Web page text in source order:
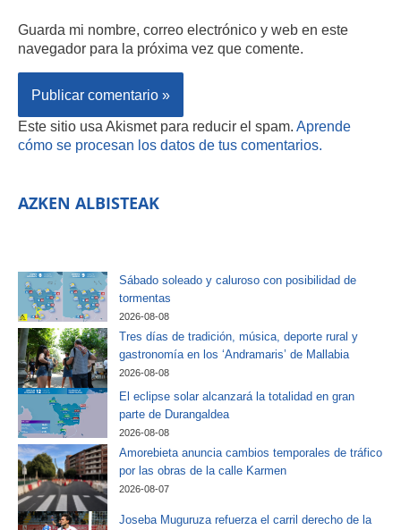
Guarda mi nombre, correo electrónico y web en este
navegador para la próxima vez que comente.
Este sitio usa Akismet para reducir el spam. Aprende
cómo se procesan los datos de tus comentarios.
AZKEN ALBISTEAK
Sábado soleado y caluroso con posibilidad de
tormentas
2026-08-08
Tres días de tradición, música, deporte rural y
gastronomía en los ‘Andramaris’ de Mallabia
2026-08-08
El eclipse solar alcanzará la totalidad en gran
parte de Durangaldea
2026-08-08
Amorebieta anuncia cambios temporales de tráfico
por las obras de la calle Karmen
2026-08-07
Joseba Muguruza refuerza el carril derecho de la